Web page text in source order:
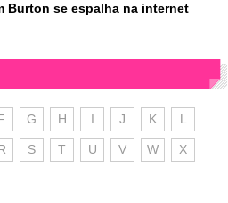
Burton se espalha na internet
G H I J K L
S T U V W X